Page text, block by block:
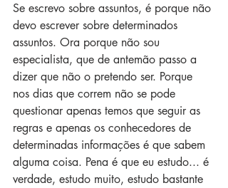
Se escrevo sobre assuntos, é porque não
devo escrever sobre determinados
assuntos. Ora porque não sou
especialista, que de antemão passo a
dizer que não o pretendo ser. Porque
nos dias que correm não se pode
questionar apenas temos que seguir as
regras e apenas os conhecedores de
determinadas informações é que sabem
alguma coisa. Pena é que eu estudo... é
verdade, estudo muito, estudo bastante